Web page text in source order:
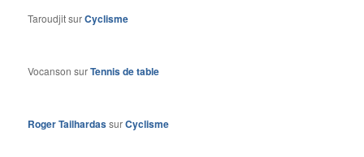
TaroudjitsurCyclisme
Vocanson surTennis de table
Roger TailhardassurCyclisme